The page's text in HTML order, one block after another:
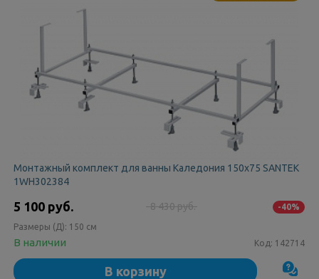
Монтажный комплект для ванны Каледония 150х75 SANTEK
1WH302384
5 100 руб. 8 430 руб. -40%
Размеры (Д): 150 см
В наличии Код: 142714
В корзину